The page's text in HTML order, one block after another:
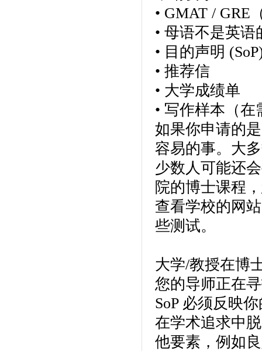
• GMAT / GRE
• 母语不是英
• 目的声明
• 推荐信
• 大学成绩单
• 写作样本（
如果你申请的
容易的事。大
少数人可能还
院的博士课程
查看学校的网
些测试。
大学/教授在博
您的导师正在
SoP 必须反映
在学术追求中
他要素，例如